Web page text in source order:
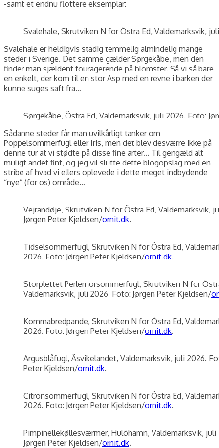
-samt et endnu flottere eksemplar:
Svalehale, Skrutviken N for Östra Ed, Valdemarksvik,
Svalehale er heldigvis stadig temmelig almindelig mange
steder i Sverige. Det samme gælder Sørgekåbe, men den
finder man sjældent fouragerende på blomster. Så vi så bare
en enkelt, der kom til en stor Asp med en revne i barken der
kunne suges saft fra…
Sørgekåbe, Östra Ed, Valdemarksvik, juli 2026. Foto:
Sådanne steder får man uvilkårligt tanker om
Poppelsommerfugl eller Iris, men det blev desværre ikke på
denne tur at vi stødte på disse fine arter… Til gengæld alt
muligt andet fint, og jeg vil slutte dette blogopslag med en
stribe af hvad vi ellers oplevede i dette meget indbydende
“nye” (for os) område…
Vejrandøje, Skrutviken N for Östra Ed, Valdemarksvik,
Jørgen Peter Kjeldsen/ornit.dk.
Tidselsommerfugl, Skrutviken N for Östra Ed,
2026. Foto: Jørgen Peter Kjeldsen/ornit.dk.
Storplettet Perlemorsommerfugl, Skrutviken N for
Valdemarksvik, juli 2026. Foto: Jørgen Peter Kjeldsen/
Kommabredpande, Skrutviken N for Östra Ed,
2026. Foto: Jørgen Peter Kjeldsen/ornit.dk.
Argusblåfugl, Åsvikelandet, Valdemarksvik, juli 2026.
Peter Kjeldsen/ornit.dk.
Citronsommerfugl, Skrutviken N for Östra Ed,
2026. Foto: Jørgen Peter Kjeldsen/ornit.dk.
Pimpinellekøllesværmer, Hulöhamn, Valdemarksvik, juli
Jørgen Peter Kjeldsen/ornit.dk.